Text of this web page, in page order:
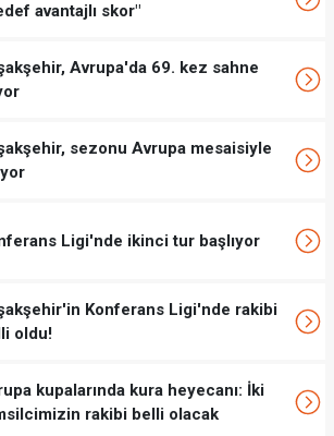
avantajlı skor"
Avrupa'da 69. kez sahne
sezonu Avrupa mesaisiyle
Ligi'nde ikinci tur başlıyor
Konferans Ligi'nde rakibi
oldu!
kupalarında kura heyecanı: İki
rakibi belli olacak